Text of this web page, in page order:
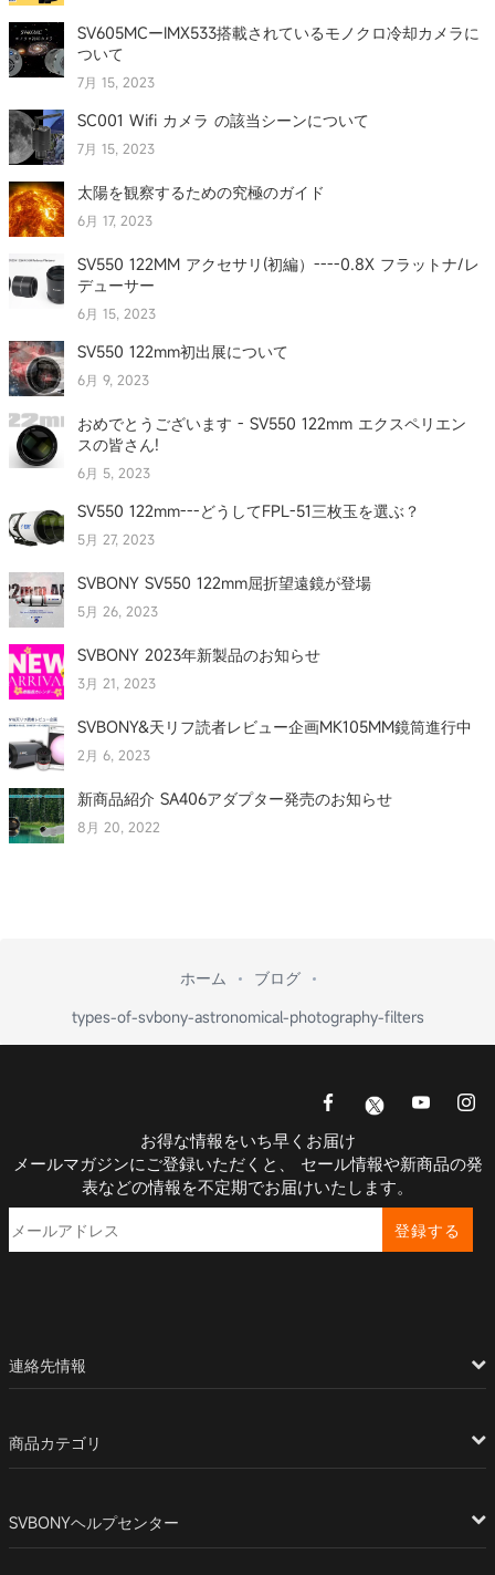
SV605MCーIMX533搭載されているモノクロ冷却カメラに
ついて
7月 15, 2023
SC001 Wifi カメラ の該当シーンについて
7月 15, 2023
太陽を観察するための究極のガイド
6月 17, 2023
SV550 122MM アクセサリ(初編）----0.8X フラットナ/レ
デューサー
6月 15, 2023
SV550 122mm初出展について
6月 9, 2023
おめでとうございます - SV550 122mm エクスペリエン
スの皆さん!
6月 5, 2023
SV550 122mm---どうしてFPL-51三枚玉を選ぶ？
5月 27, 2023
SVBONY SV550 122mm屈折望遠鏡が登場
5月 26, 2023
SVBONY 2023年新製品のお知らせ
3月 21, 2023
SVBONY&天リフ読者レビュー企画MK105MM鏡筒進行中
2月 6, 2023
新商品紹介 SA406アダプター発売のお知らせ
8月 20, 2022
ホーム
ブログ
types-of-svbony-astronomical-photography-filters
お得な情報をいち早くお届け
メールマガジンにご登録いただくと、 セール情報や新商品の発
表などの情報を不定期でお届けいたします。
登録する
連絡先情報
商品カテゴリ
SVBONYヘルプセンター